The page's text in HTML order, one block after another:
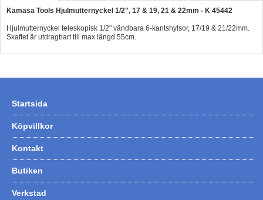
Båttillbehör
Hummertina
Varta - Batterier
Webasto - Dieselvärmare
Calix - Packline - Takboxar
Thule - Takboxar
Thule - Lasthållare
Kamasa Tools Hjulmutternyckel 1/2", 17 & 19, 21 & 22mm - K 45442
Hjulmutternyckel teleskopisk 1/2" vändbara 6-kantshylsor, 17/19 & 21/22mm.
Skaftet är utdragbart till max längd 55cm.
Startsida
Köpvillkor
Kontakt
Butiken
Verkstad